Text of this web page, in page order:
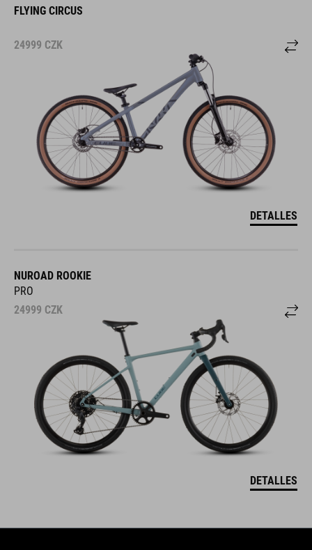
FLYING CIRCUS
24999 CZK
DETALLES
NUROAD ROOKIE
PRO
24999 CZK
DETALLES